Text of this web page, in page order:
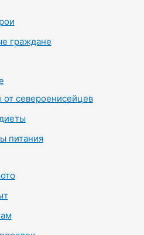
граждане
от североенисейцев
питания